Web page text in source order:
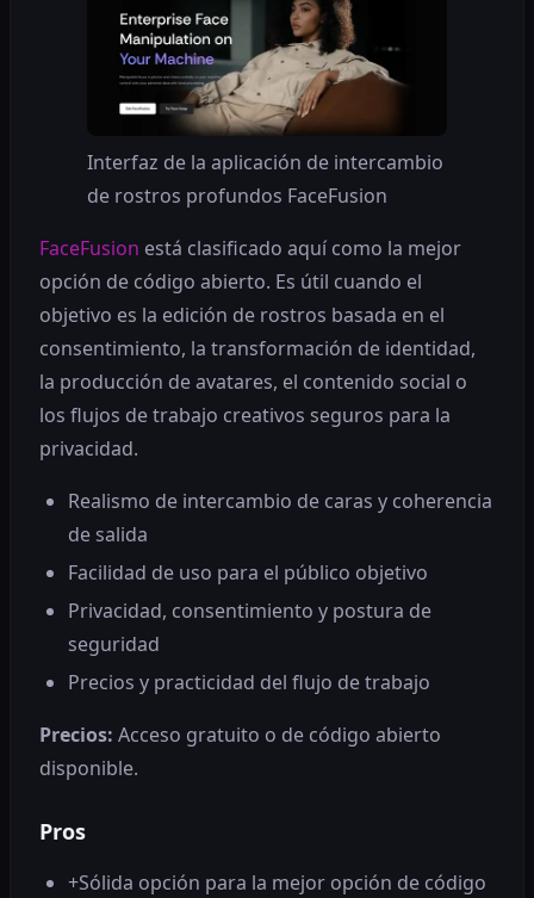
Interfaz de la aplicación de intercambio
de rostros profundos FaceFusion
FaceFusion está clasificado aquí como la mejor
opción de código abierto. Es útil cuando el
objetivo es la edición de rostros basada en el
consentimiento, la transformación de identidad,
la producción de avatares, el contenido social o
los flujos de trabajo creativos seguros para la
privacidad.
Realismo de intercambio de caras y coherencia
de salida
Facilidad de uso para el público objetivo
Privacidad, consentimiento y postura de
seguridad
Precios y practicidad del flujo de trabajo
Precios: Acceso gratuito o de código abierto
disponible.
Pros
+Sólida opción para la mejor opción de código